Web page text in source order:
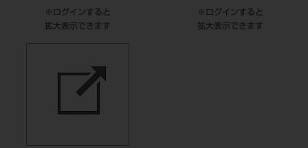
※ログインすると
拡大表示できます
※ログインすると
拡大表示できます